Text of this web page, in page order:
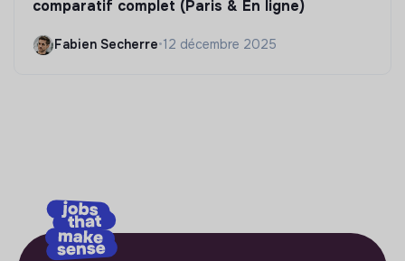
comparatif complet (Paris & En ligne)
Fabien Secherre•12 décembre 2025